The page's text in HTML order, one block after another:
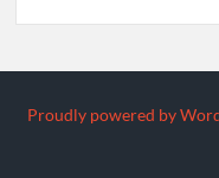
Proudly powered by